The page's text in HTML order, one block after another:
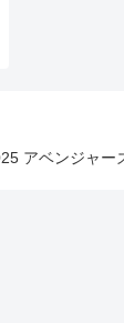
アベンジャー